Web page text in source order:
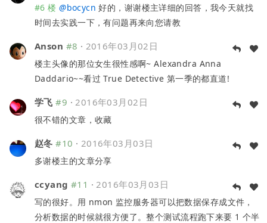
#6 楼 @bocycn 好的，谢谢楼主详细的回答，我今天就找
时间去实践一下，有问题再来向您请教
Anson #8 · 2016年03月02日
楼主头像的那位女生很性感啊~ Alexandra Anna
Daddario~~看过 True Detective 第一季的都直道!
学飞 #9 · 2016年03月02日
很不错的文章，收藏
赵冬 #10 · 2016年03月03日
多谢楼主的文章分享
ccyang #11 · 2016年03月03日
写的很好。用 nmon 监控服务器可以把数据保存成文件，
分析数据的时候就很方便了。整个测试流程跑下来要 1 个半